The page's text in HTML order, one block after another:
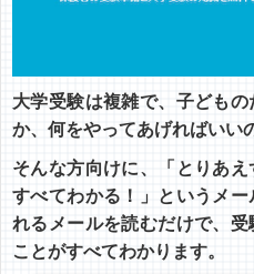
大学受験は複雑で、子ども
か、何をやってあげればい
そんな方向けに、「とりあ
すべてわかる！」というメ
れるメールを読むだけで、
ことがすべてわかります。